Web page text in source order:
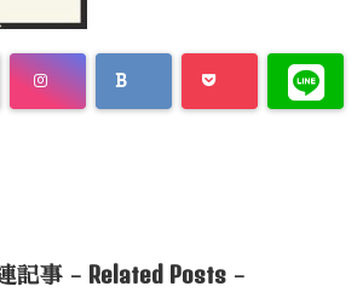
記事 - Related Posts-